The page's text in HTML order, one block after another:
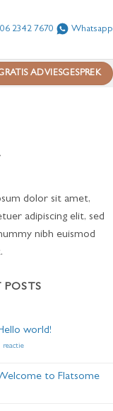
06 2342 7670 Whatsapp
ADVIESGESPREK
dolor sit amet,
adipiscing elit, sed
nibh euismod
POSTS
world!
reactieop
to Flatsome